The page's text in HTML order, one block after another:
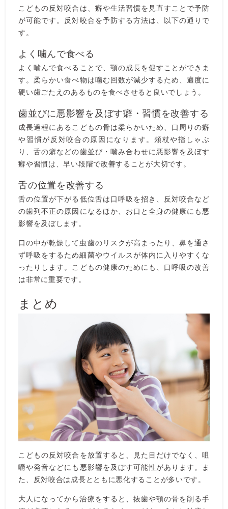
こどもの反対咬合は、癖や生活習慣を見直すことで予防
が可能です。反対咬合を予防する方法は、以下の通りで
す。
よく噛んで食べる
よく噛んで食べることで、顎の成長を促すことができま
す。柔らかい食べ物は噛む回数が減少するため、適度に
硬い歯ごたえのあるものを食べさせると良いでしょう。
歯並びに悪影響を及ぼす癖・習慣を改善する
成長過程にあるこどもの骨は柔らかいため、口周りの癖
や習慣が反対咬合の原因になります。頬杖や指しゃぶ
り、舌の癖などの歯並び・噛み合わせに悪影響を及ぼす
癖や習慣は、早い段階で改善することが大切です。
舌の位置を改善する
舌の位置が下がる低位舌は口呼吸を招き、反対咬合など
の歯列不正の原因になるほか、お口と全身の健康にも悪
影響を及ぼします。
口の中が乾燥して虫歯のリスクが高まったり、鼻を通さ
ず呼吸をするため細菌やウイルスが体内に入りやすくな
ったりします。こどもの健康のためにも、口呼吸の改善
は非常に重要です。
まとめ
こどもの反対咬合を放置すると、見た目だけでなく、咀
嚼や発音などにも悪影響を及ぼす可能性があります。ま
た、反対咬合は成長とともに悪化することが多いです。
大人になってから治療をすると、抜歯や顎の骨を削る手